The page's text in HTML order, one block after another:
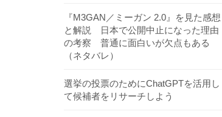
『M3GAN／ミーガン 2.0』を見た感想
と解説 日本で公開中止になった理由
の考察 普通に面白いが欠点もある
（ネタバレ）
選挙の投票のためにChatGPTを活用し
て候補者をリサーチしよう